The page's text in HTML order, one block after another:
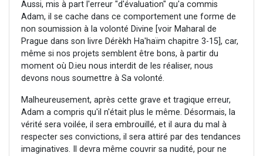
Aussi, mis à part l'erreur "d'évaluation" qu'a commis
Adam, il se cache dans ce comportement une forme de
non soumission à la volonté Divine [voir Maharal de
Prague dans son livre Dérèkh Ha'haïm chapitre 3-15], car,
même si nos projets semblent être bons, à partir du
moment où D.ieu nous interdit de les réaliser, nous
devons nous soumettre à Sa volonté.
Malheureusement, après cette grave et tragique erreur,
Adam a compris qu'il n'était plus le même. Désormais, la
vérité sera voilée, il sera embrouillé, et il aura du mal à
respecter ses convictions, il sera attiré par des tendances
imaginatives. Il devra même couvrir sa nudité, pour ne